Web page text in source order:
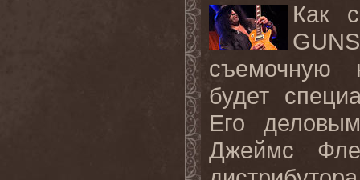
Как
съемочную
будет
Его
Джеймс